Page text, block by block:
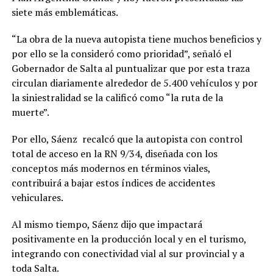
siete más emblemáticas.
“La obra de la nueva autopista tiene muchos beneficios y
por ello se la consideró como prioridad”, señaló el
Gobernador de Salta al puntualizar que por esta traza
circulan diariamente alrededor de 5.400 vehículos y por
la siniestralidad se la calificó como “la ruta de la
muerte”.
Por ello, Sáenz recalcó que la autopista con control
total de acceso en la RN 9/34, diseñada con los
conceptos más modernos en términos viales,
contribuirá a bajar estos índices de accidentes
vehiculares.
Al mismo tiempo, Sáenz dijo que impactará
positivamente en la producción local y en el turismo,
integrando con conectividad vial al sur provincial y a
toda Salta.